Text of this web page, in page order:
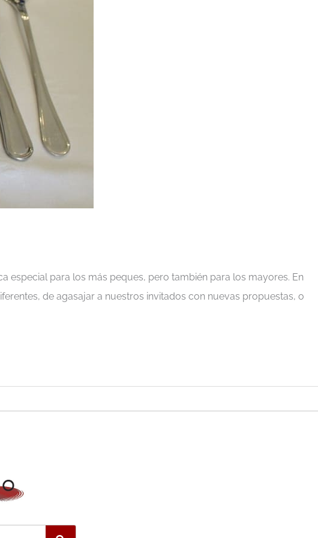
especial para los más peques, pero también para los mayores. En
de agasajar a nuestros invitados con nuevas propuestas, o